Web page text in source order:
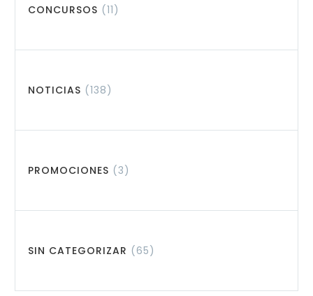
CONCURSOS (11)
NOTICIAS (138)
PROMOCIONES (3)
SIN CATEGORIZAR (65)